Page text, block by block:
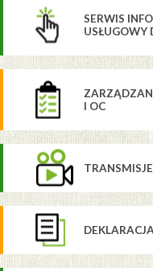
SERWIS
USŁUGOWY
I OC